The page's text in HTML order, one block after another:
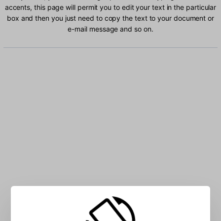
accents, this page will permit you to edit your text in the particular
box and then you just need to copy the text to your document or
e-mail message and so on.
Type Chichewa characters into the box: